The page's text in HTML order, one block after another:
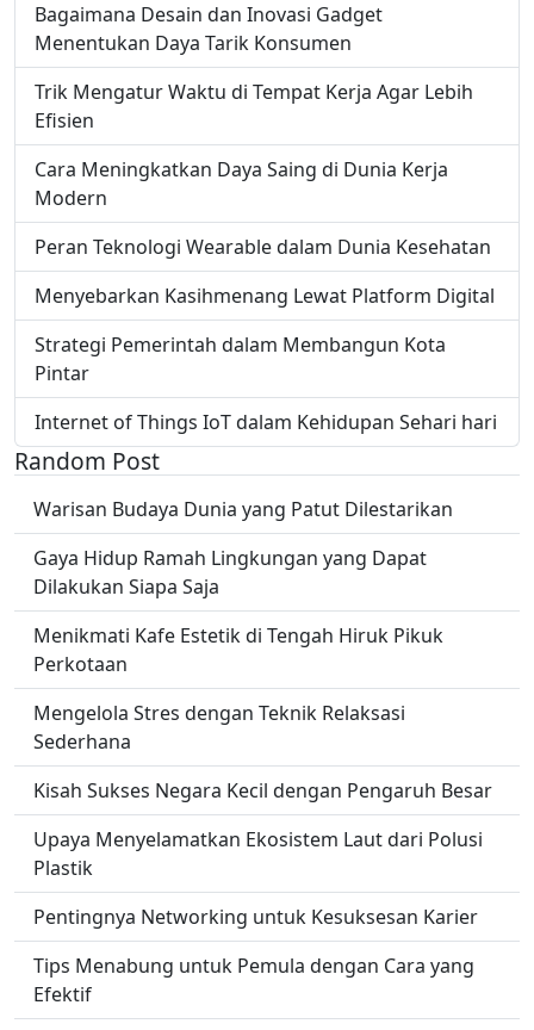
Bagaimana Desain dan Inovasi Gadget
Menentukan Daya Tarik Konsumen
Trik Mengatur Waktu di Tempat Kerja Agar Lebih
Efisien
Cara Meningkatkan Daya Saing di Dunia Kerja
Modern
Peran Teknologi Wearable dalam Dunia Kesehatan
Menyebarkan Kasihmenang Lewat Platform Digital
Strategi Pemerintah dalam Membangun Kota
Pintar
Internet of Things IoT dalam Kehidupan Sehari hari
Random Post
Warisan Budaya Dunia yang Patut Dilestarikan
Gaya Hidup Ramah Lingkungan yang Dapat
Dilakukan Siapa Saja
Menikmati Kafe Estetik di Tengah Hiruk Pikuk
Perkotaan
Mengelola Stres dengan Teknik Relaksasi
Sederhana
Kisah Sukses Negara Kecil dengan Pengaruh Besar
Upaya Menyelamatkan Ekosistem Laut dari Polusi
Plastik
Pentingnya Networking untuk Kesuksesan Karier
Tips Menabung untuk Pemula dengan Cara yang
Efektif